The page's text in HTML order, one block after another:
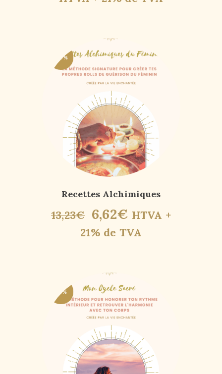
-50%
Recettes Alchimiques
13,23€ 6,62€ HTVA +
21% de TVA
-67%